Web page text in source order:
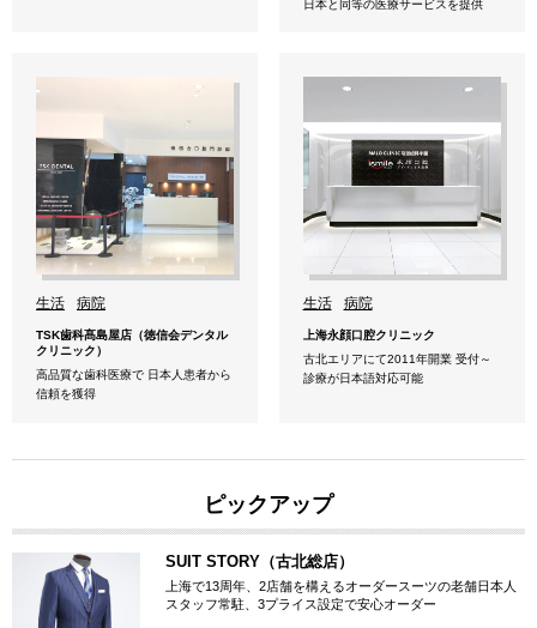
日本と同等の医療サービスを提供
生活 病院
TSK歯科髙島屋店（徳信会デンタル
クリニック）
高品質な歯科医療で 日本人患者から
信頼を獲得
生活 病院
上海永顔口腔クリニック
古北エリアにて2011年開業 受付～
診療が日本語対応可能
ピックアップ
SUIT STORY（古北総店）
上海で13周年、2店舗を構えるオーダースーツの老舗日本人
スタッフ常駐、3プライス設定で安心オーダー